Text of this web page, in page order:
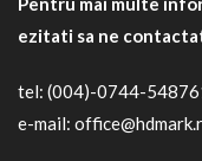
ezitati sa ne
tel: (004)-0744-
e-mail: